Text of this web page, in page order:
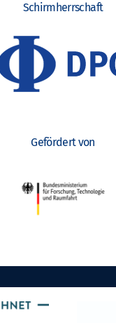
Schirmherrschaft
Gefördert von